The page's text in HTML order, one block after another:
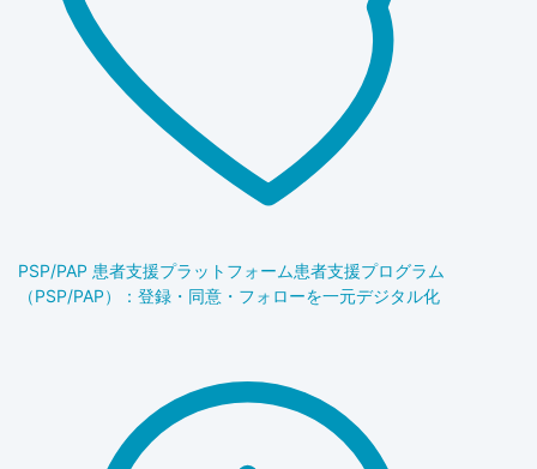
PSP/PAP 患者支援プラットフォーム患者支援プログラム
（PSP/PAP）：登録・同意・フォローを一元デジタル化